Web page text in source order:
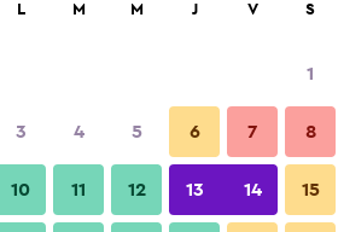
Oferta más barata de precio por
Proveedor Total noche
L M M J V S
1
3 4 5 6 7 8
10 11 12 13 14 15